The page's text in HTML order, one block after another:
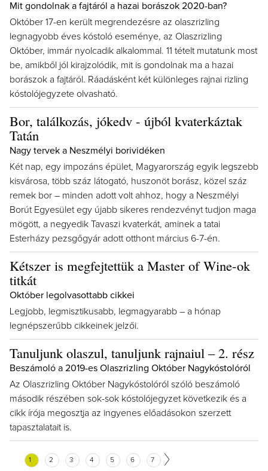
Mit gondolnak a fajtáról a hazai borászok 2020-ban?
Október 17-en került megrendezésre az olaszrizling
legnagyobb éves kóstoló eseménye, az Olaszrizling
Október, immár nyolcadik alkalommal. 11 tételt mutatunk most
be, amikből jól kirajzolódik, mit is gondolnak ma a hazai
borászok a fajtáról. Ráadásként két különleges rajnai rizling
kóstolójegyzete olvasható.
Bor, találkozás, jókedv - újból kvaterkáztak
Tatán
Nagy tervek a Neszmélyi borividéken
Két nap, egy impozáns épület, Magyarország egyik legszebb
kisvárosa, több száz látogató, huszonöt borász, közel száz
remek bor – minden adott volt ahhoz, hogy a Neszmélyi
Borút Egyesület egy újabb sikeres rendezvényt tudjon maga
mögött, a negyedik Tavaszi kvaterkát, aminek a tatai
Esterházy pezsgőgyár adott otthont március 6-7-én.
Kétszer is megfejtettük a Master of Wine-ok
titkát
Október legolvasottabb cikkei
Legjobb, legmisztikusabb, legmagyarabb – a hónap
legnépszerűbb cikkeinek jelzői.
Tanuljunk olaszul, tanuljunk rajnaiul – 2. rész
Beszámoló a 2019-es Olaszrizling Október Nagykóstolóról
Az Olaszrizling Október Nagykóstolóról szóló beszámoló
második részében sok-sok kóstolójegyzet következik és a
cikk írója megosztja az ingyenes előadásokon szerzett
tapasztalatait is.
1 2 3 4 5 6 7